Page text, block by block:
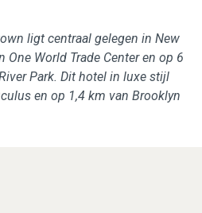
ligt centraal gelegen in New
One World Trade Center en op 6
Park. Dit hotel in luxe stijl
en op 1,4 km van Brooklyn